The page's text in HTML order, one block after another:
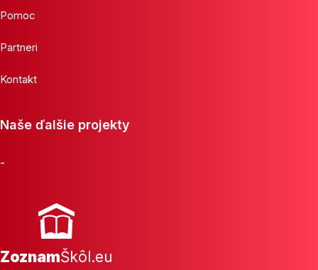
Pomoc
Partneri
Kontakt
Naše ďalšie projekty
-
ZoznamŠkôl.eu